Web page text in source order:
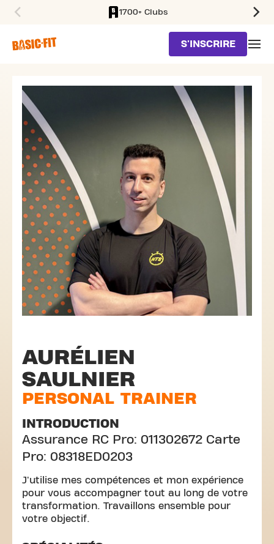
1700+ Clubs
S'INSCRIRE
AURÉLIEN
SAULNIER
PERSONAL TRAINER
INTRODUCTION
Assurance RC Pro: 011302672 Carte
Pro: 08318ED0203
J'utilise mes compétences et mon expérience
pour vous accompagner tout au long de votre
transformation. Travaillons ensemble pour
votre objectif.